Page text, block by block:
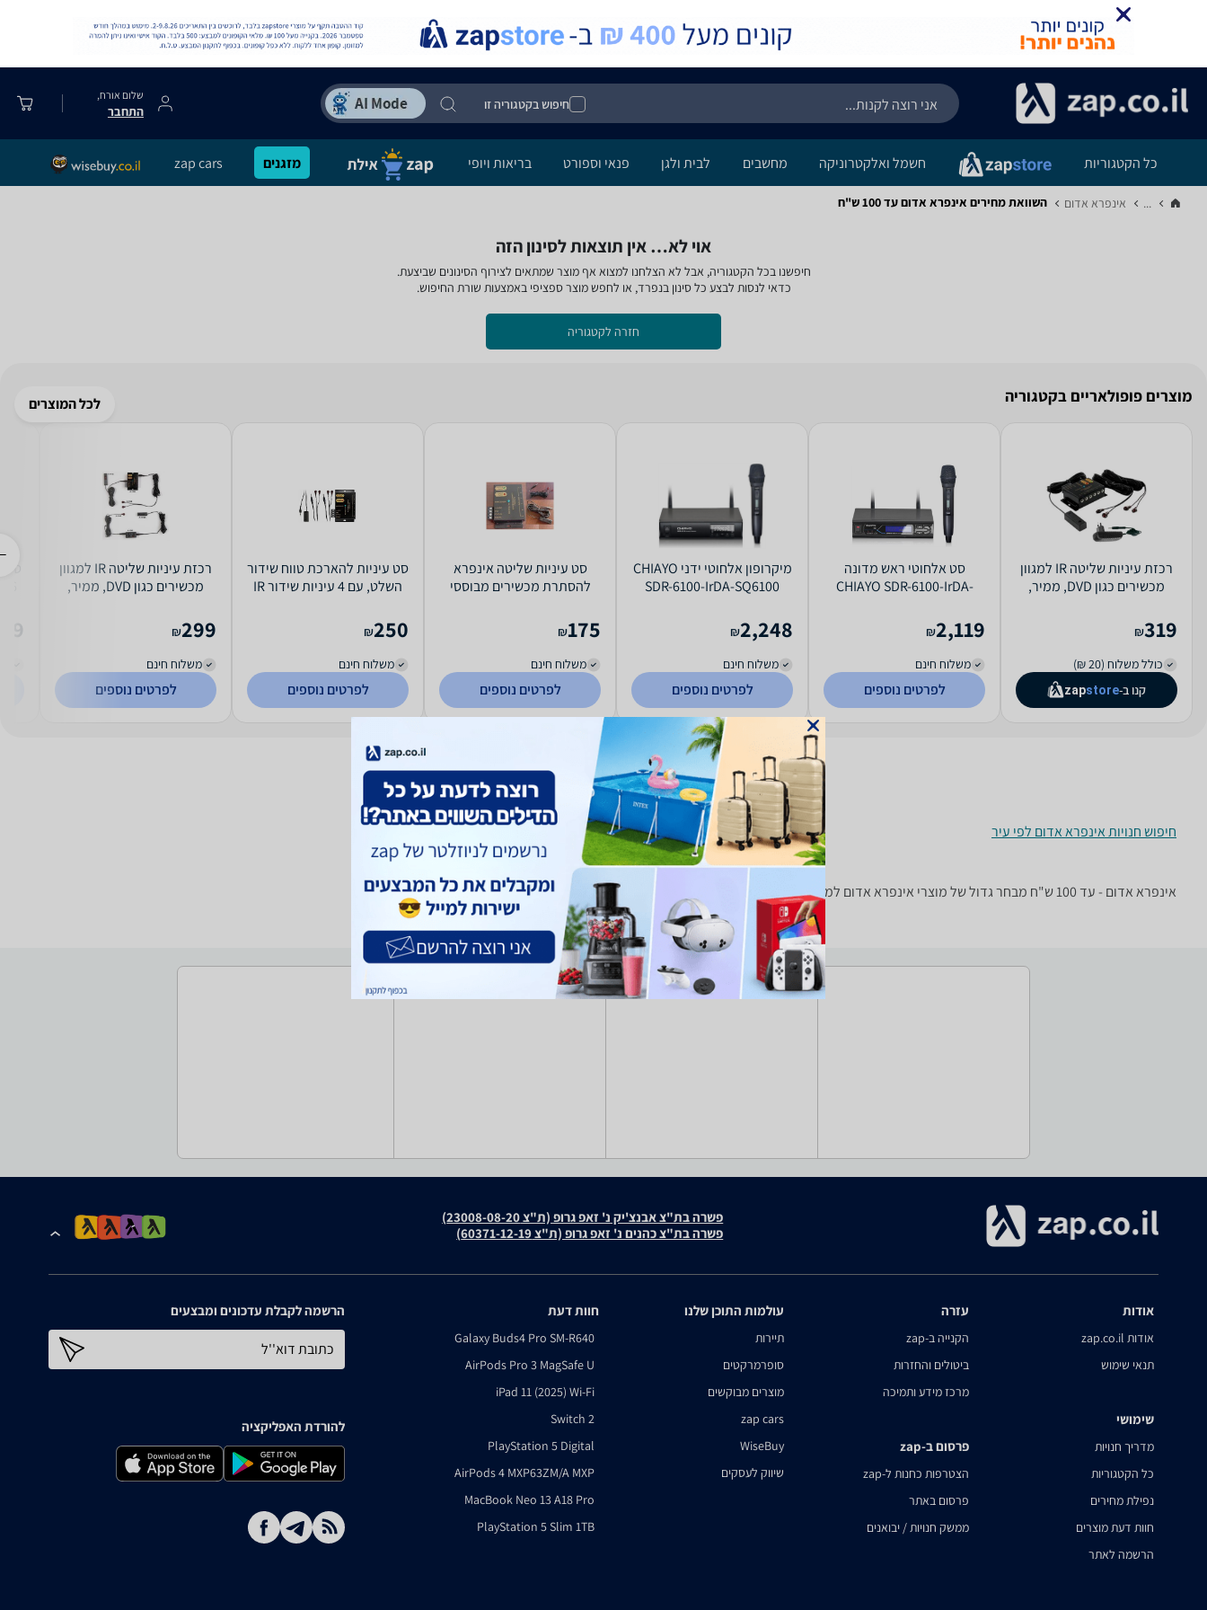
חיפוש בקטגוריה זו
שלום אורח,
התחבר
כל הקטגוריות חשמל ואלקטרוניקה מחשבים לבית ולגן פנאי וספורט בריאות ויופי מזגנים zap cars
... אינפרא אדום‏ השוואת מחירים אינפרא אדום ‏עד 100 ‏ש"ח
אוי לא… אין תוצאות לסינון הזה
חיפשנו בכל הקטגוריה, אבל לא הצלחנו למצוא אף מוצר שמתאים לצירוף הסינונים שביצעת.
כדאי לנסות לבצע כל סינון בנפרד, או לחפש מוצר ספציפי באמצעות שורת החיפוש.
חזרה לקטגוריה
מוצרים פופולאריים בקטגוריה לכל המוצרים
רכזת עיניות שליטה IR למגוון
מכשירים כגון DVD, ממיר,
319
₪
כולל משלוח (20 ₪)
קנו ב-
zapstore
סט אלחוטי ראש מדונה
CHIAYO SDR-6100-IrDA-
2,119
₪
משלוח חינם
לפרטים נוספים
מיקרופון אלחוטי ידני CHIAYO
SDR-6100-IrDA-SQ6100
2,248
₪
משלוח חינם
לפרטים נוספים
סט עיניות שליטה אינפרא
להסתרת מכשירים מבוססי
175
₪
משלוח חינם
לפרטים נוספים
סט עיניות להארכת טווח שידור
השלט, עם 4 עיניות שידור IR
250
₪
משלוח חינם
לפרטים נוספים
רכזת עיניות שליטה IR למגוון
מכשירים כגון DVD, ממיר,
299
₪
משלוח חינם
לפרטים נוספים
חיפוש חנויות אינפרא אדום לפי עיר
אינפרא אדום - ‏עד 100 ‏ש"ח מבחר גדול של מוצרי אינפרא אדום למיחשוב ובידור: עיניות, מתאמים, מקלדות ועוד.
פשרה בת"צ אבנצ'יק נ' זאפ גרופ (ת"צ 23008-08-20)
פשרה בת"צ כהנים נ' זאפ גרופ (ת"צ 60371-12-19)
אודות
אודות zap.co.il
תנאי שימוש
שימושי
מדריך חנויות
כל הקטגוריות
נפילת מחירים
חוות דעת מוצרים
הרשמה לאתר
עזרה
הקנייה ב-zap
ביטולים והחזרות
מרכז מידע ותמיכה
פרסום ב-zap
הצטרפות כחנות ל-zap
פרסום באתר
ממשק חנויות / יבואנים
עולמות התוכן שלנו
תיירות
סופרמרקטים
מוצרים מבוקשים
zap cars
WiseBuy
שיווק לעסקים
חוות דעת
Galaxy Buds4 Pro SM-R640
AirPods Pro 3 MagSafe U
iPad 11 (2025) Wi-Fi
Switch 2
PlayStation 5 Digital
AirPods 4 MXP63ZM/A MXP
MacBook Neo 13 A18 Pro
PlayStation 5 Slim 1TB
הרשמה לקבלת עדכונים ומבצעים
כתובת דוא''ל
להורדת האפליקציה